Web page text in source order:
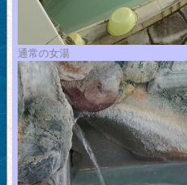
通常の女湯